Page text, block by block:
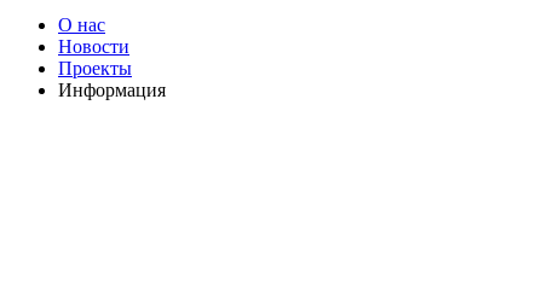
О нас
Новости
Проекты
Информация